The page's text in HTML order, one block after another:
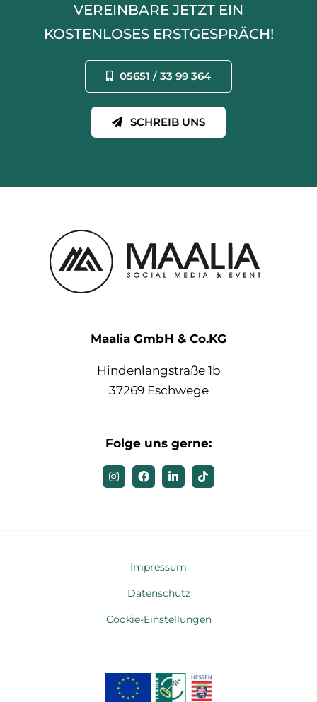
VEREINBARE JETZT EIN
KOSTENLOSES ERSTGESPRÄCH!
05651 / 33 99 364
SCHREIB UNS
Maalia GmbH & Co.KG
Hindenlangstraße 1b
37269 Eschwege
Folge uns gerne:
Impressum
Datenschutz
Cookie-Einstellungen